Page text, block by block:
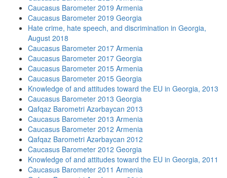
Caucasus Barometer 2019 Armenia
Caucasus Barometer 2019 Georgia
Hate crime, hate speech, and discrimination in Georgia,
August 2018
Caucasus Barometer 2017 Armenia
Caucasus Barometer 2017 Georgia
Caucasus Barometer 2015 Armenia
Caucasus Barometer 2015 Georgia
Knowledge of and attitudes toward the EU in Georgia, 2013
Caucasus Barometer 2013 Georgia
Qafqaz Barometri Azərbaycan 2013
Caucasus Barometer 2013 Armenia
Caucasus Barometer 2012 Armenia
Qafqaz Barometri Azərbaycan 2012
Caucasus Barometer 2012 Georgia
Knowledge of and attitudes toward the EU in Georgia, 2011
Caucasus Barometer 2011 Armenia